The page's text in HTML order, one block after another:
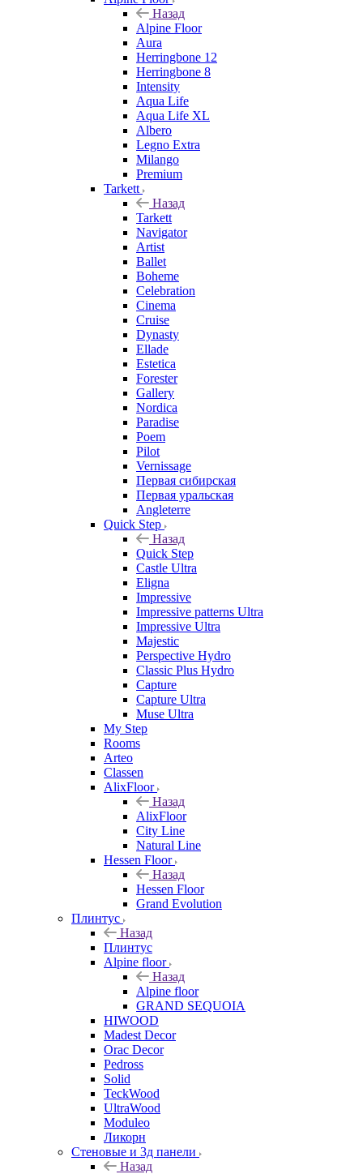
Назад
Alpine Floor
Aura
Herringbone 12
Herringbone 8
Intensity
Aqua Life
Aqua Life XL
Albero
Legno Extra
Milango
Premium
Tarkett
Назад
Tarkett
Navigator
Artist
Ballet
Boheme
Celebration
Cinema
Cruise
Dynasty
Ellade
Estetica
Forester
Gallery
Nordica
Paradise
Poem
Pilot
Vernissage
Первая сибирская
Первая уральская
Angleterre
Quick Step
Назад
Quick Step
Castle Ultra
Eligna
Impressive
Impressive patterns Ultra
Impressive Ultra
Majestic
Perspective Hydro
Classic Plus Hydro
Capture
Capture Ultra
Muse Ultra
My Step
Rooms
Arteo
Classen
AlixFloor
Назад
AlixFloor
City Line
Natural Line
Hessen Floor
Назад
Hessen Floor
Grand Evolution
Плинтус
Назад
Плинтус
Alpine floor
Назад
Alpine floor
GRAND SEQUOIA
HIWOOD
Madest Decor
Orac Decor
Pedross
Solid
TeckWood
UltraWood
Moduleo
Ликорн
Стеновые и 3д панели
Назад